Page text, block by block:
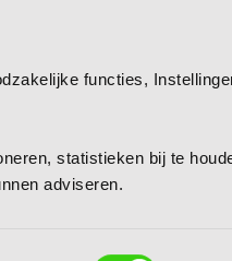
functies,
statistieken bij te
adviseren.